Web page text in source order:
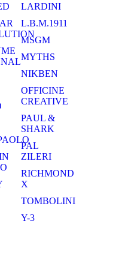
LARDINI
L.B.M.1911
MSGM
MYTHS
NIKBEN
OFFICINE
CREATIVE
PAUL &
SHARK
PAL
ZILERI
RICHMOND
X
TOMBOLINI
Y-3